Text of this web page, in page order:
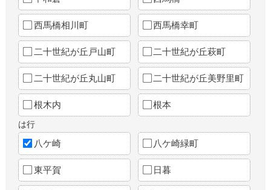
西馬橋相川町 西馬橋幸町
二十世紀が丘戸山町 二十世紀が丘萩町
二十世紀が丘丸山町 二十世紀が丘美野里町
根木内 根本
は行
八ケ崎 八ケ崎緑町
東平賀 日暮